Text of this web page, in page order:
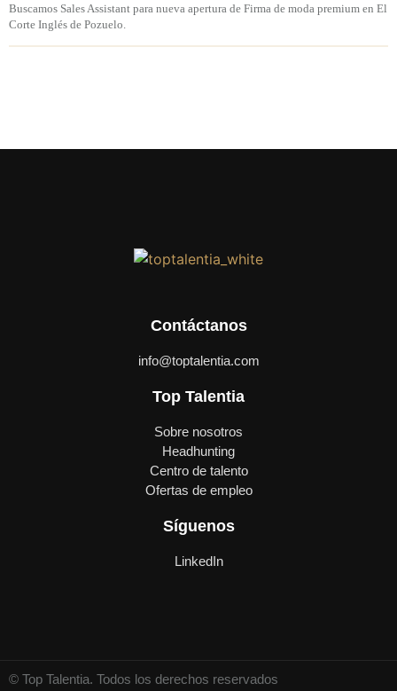
Buscamos Sales Assistant para nueva apertura de Firma de moda premium en El
Corte Inglés de Pozuelo.
Contáctanos
info@toptalentia.com
Top Talentia
Sobre nosotros
Headhunting
Centro de talento
Ofertas de empleo
Síguenos
LinkedIn
© Top Talentia. Todos los derechos reservados